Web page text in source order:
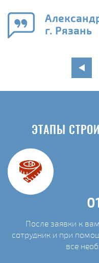
г. Рязань
ЭТАПЫ
После заявки к
сотрудник и при
все